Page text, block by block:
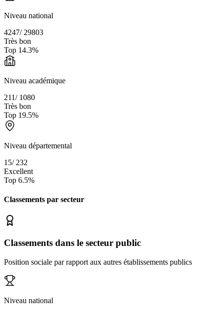
Niveau national
4247/ 29803
Très bon
Top 14.3%
Niveau académique
211/ 1080
Très bon
Top 19.5%
Niveau départemental
15/ 232
Excellent
Top 6.5%
Classements par secteur
Classements dans le secteur public
Position sociale par rapport aux autres établissements publics
Niveau national